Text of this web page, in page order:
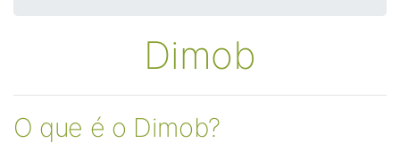
Dimob
O que é o Dimob?